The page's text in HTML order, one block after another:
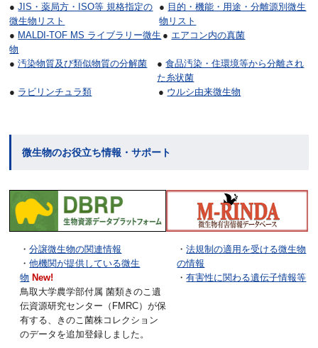
●JIS・薬局方・ISO等 規格指定の
微生物リスト
● 目的・機能・用途・分離源別微生
物リスト
● MALDI-TOF MS ライブラリー微生
物
● エアコン内の真菌
●汚染物質及び類似物質の分解菌 ●食品汚染・住環境等から分離され
た糸状菌
● ラビリンチュラ類 ● ウルシ由来微生物
微生物のお役立ち情報・サポート
・分譲微生物の関連情報
・他機関が提供している微生
物 New!
鳥取大学農学部付属 菌類きのこ遺
伝資源研究センター（FMRC）が保
有する、きのこ菌株コレクション
のデータを追加登録しました。
・法規制の適用を受ける微生物
の情報
・有害性に関わる遺伝子情報等